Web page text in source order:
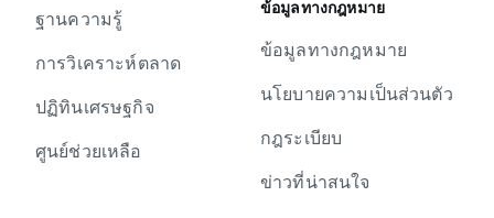
ฐานความรู้
การวิเคราะห์ตลาด
ปฏิทินเศรษฐกิจ
ศูนย์ช่วยเหลือ
ข้อมูลทางกฎหมาย
ข้อมูลทางกฎหมาย
นโยบายความเป็นส่วนตัว
กฎระเบียบ
ข่าวที่น่าสนใจ